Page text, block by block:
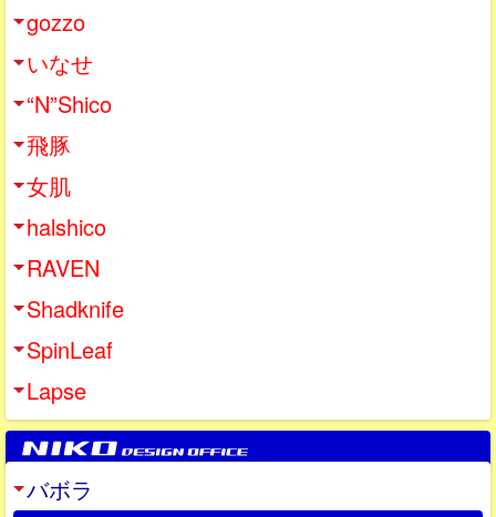
gozzo
いなせ
“N”Shico
飛豚
女肌
halshico
RAVEN
Shadknife
SpinLeaf
Lapse
バボラ